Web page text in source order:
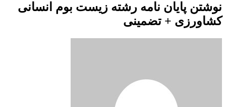
نوشتن پایان نامه رشته زیست بوم انسانی
کشاورزی + تضمینی